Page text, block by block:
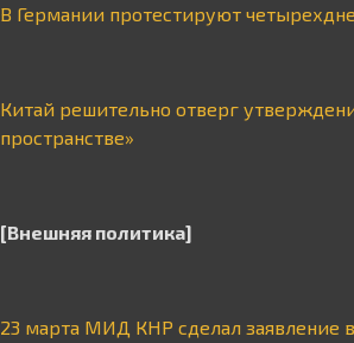
В Германии протестируют
Китай решительно отверг
пространстве»
[Внешняя политика]
23 марта МИД КНР сделал заявление